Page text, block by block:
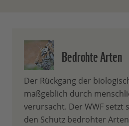
Bedrohte Arten
Der Rückgang der
maßgeblich durch
verursacht. Der WWF setzt
den Schutz bedrohter